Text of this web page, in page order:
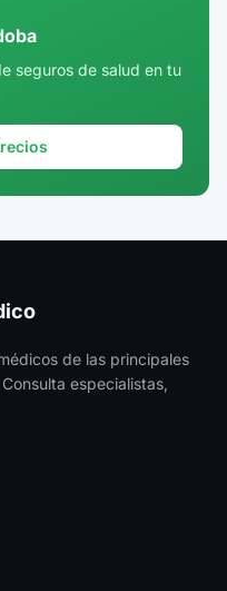
seguros de salud en tu
de las principales
especialistas,